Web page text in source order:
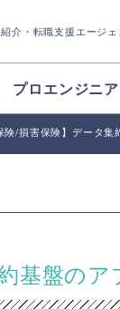
介 ・転職支援エージ
プロエンジニ
険/損害保険】データ
基盤の